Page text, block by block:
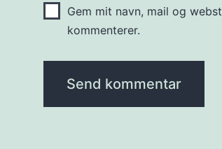
Gem mit navn, mail og
kommenterer.